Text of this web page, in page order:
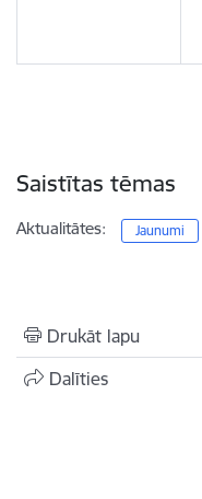
Saistītas tēmas
Aktualitātes: Jaunumi
Drukāt lapu
Dalīties